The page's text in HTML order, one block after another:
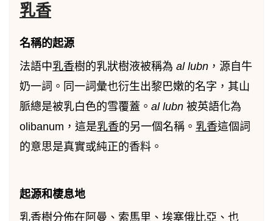
乳香
名稱的起源
法語中乳香樹的乳狀樹液被稱為 al lubn ，源自牛
奶一詞。同一詞彙也衍生出黎巴嫩的名字，其山
脈總是被乳白色的雪覆蓋。 al lubn 被英語化為
olibanum，這是乳香的另一個名稱。 乳香這個詞
的意思是真實或純正的香料。
起源和棲息地
乳香樹分佈在阿曼、索馬里、埃塞俄比亞、也